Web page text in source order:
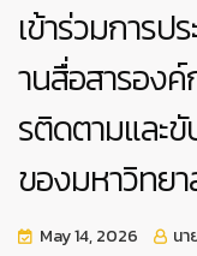
เข้าร่วมการป
านสื่อสารอง
รติดตามและ
ของมหาวิทย
May 14, 2026 นา